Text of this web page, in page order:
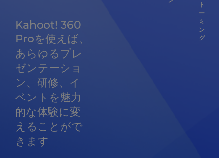
ト
ー
ミ
ン
グ
Kahoot! 360
Proを使えば、
あらゆるプレ
ゼンテーショ
ン、研修、イ
ベントを魅力
的な体験に変
えることがで
きます